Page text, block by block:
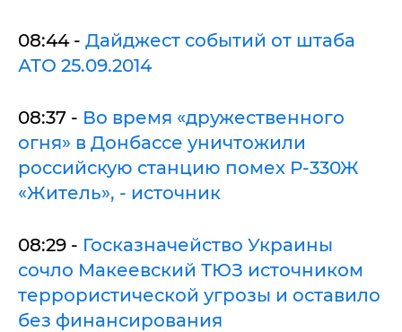
08:44 - Дайджест событий от штаба
АТО 25.09.2014
08:37 - Во время «дружественного
огня» в Донбассе уничтожили
российскую станцию помех Р-330Ж
«Житель», - источник
08:29 - Госказначейство Украины
сочло Макеевский ТЮЗ источником
террористической угрозы и оставило
без финансирования